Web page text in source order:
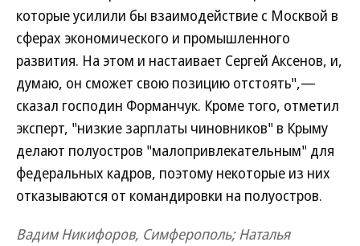
которые усилили бы взаимодействие с Москвой в
сферах экономического и промышленного
развития. На этом и настаивает Сергей Аксенов, и,
думаю, он сможет свою позицию отстоять",—
сказал господин Форманчук. Кроме того, отметил
эксперт, "низкие зарплаты чиновников" в Крыму
делают полуостров "малопривлекательным" для
федеральных кадров, поэтому некоторые из них
отказываются от командировки на полуостров.
Вадим Никифоров, Симферополь; Наталья